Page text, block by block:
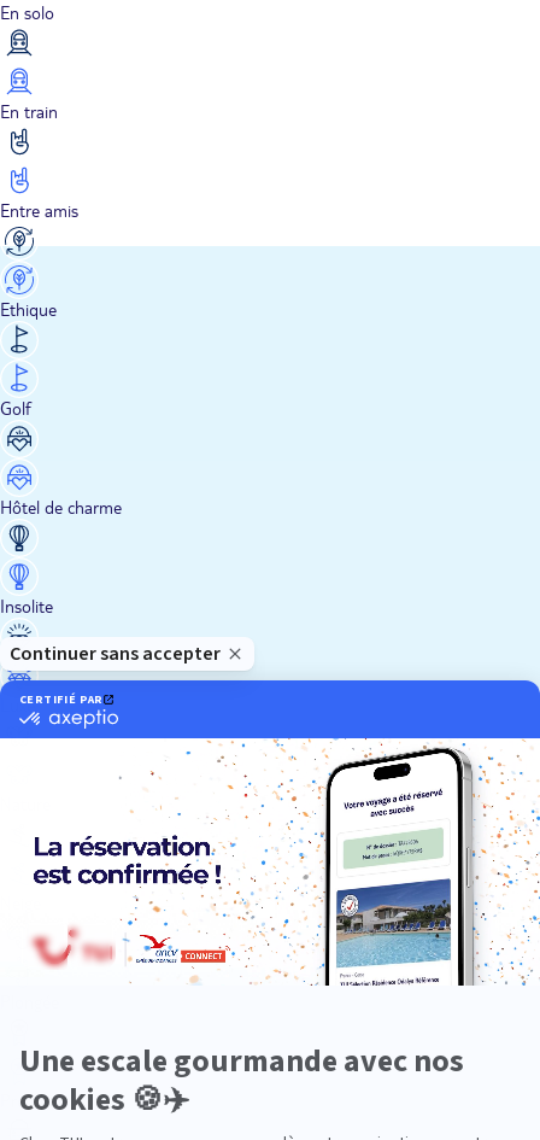
En solo
En train
Entre amis
Ethique
Golf
Hôtel de charme
Insolite
Luxe
Premium